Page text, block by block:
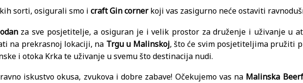
sorti, osigurali smo i craft Gin cornerkoji vas zasigurno neće ostaviti
za sve posjetitelje, a osiguran je i velik prostor za druženje i uživanje u
na prekrasnoj lokaciji, na Trgu u Malinskoj, što će svim posjetiteljima pružiti
i otoka Krka te uživanje u svemu što destinacija nudi.
iskustvo okusa, zvukova i dobre zabave! Očekujemo vas na Malinska